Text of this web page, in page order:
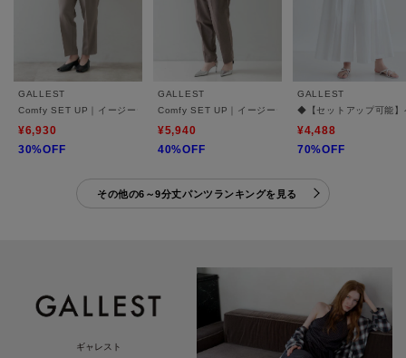
GALLEST
Comfy SET UP｜イージーテーパードパンツ【セットアップ対応／通勤/カセット服】
¥6,930
30%OFF
GALLEST
Comfy SET UP｜イージーテーパードパンツ【セットア
¥5,940
40%OFF
GALLEST
◆【セットアップ可能】
¥4,488
70%OFF
その他の6～9分丈パンツランキングを見る
ギャレスト